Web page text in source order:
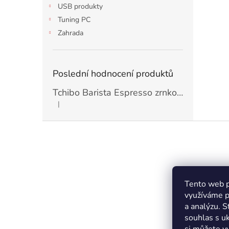
Tento web
využíváme
a analýzu.
souhlas s
USB produkty
Tuning PC
Zahrada
Poslední hodnocení produktů
Tchibo Barista Espresso zrnková Káva 1kg
Hodnocení produktu je 5 z 5 hvězdiček.
|
Kontakt
info@
+420